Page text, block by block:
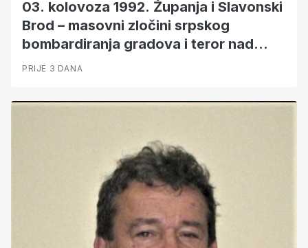
03. kolovoza 1992. Županja i Slavonski
Brod – masovni zločini srpskog
bombardiranja gradova i teror nad
djecom i civilima
PRIJE 3 DANA